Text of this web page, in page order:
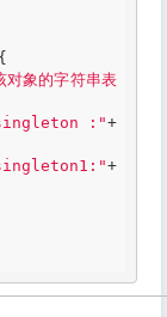
对象的字符串表
:"+
+